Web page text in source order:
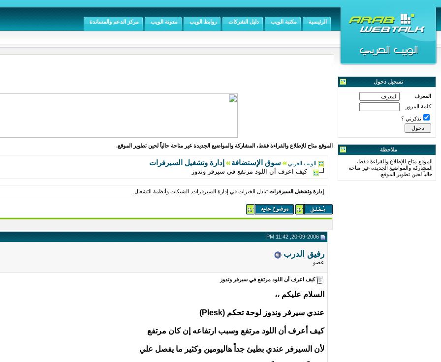
الرئيسية مكتبة الويب دليل الشركات روابط الويب مدونة الويب مركز الدعم والمساندة
تسجيل دخول
المعرف
كلمة المرور
تذكرني ؟
ملاحظة
الموقع متاح للإطلاع والقراءة فقط،
المشاركة والمواضيع الجديدة غير متاحة
حالياً لحين تطوير الموقع.
الموقع متاح للإطلاع والقراءة فقط، المشاركة والمواضيع الجديدة غير متاحة حالياً لحين تطوير الموقع.
الويب العربي سوق الإستضافة إدارة وتشغيل السيرفرات
كيف اعرف أن اللود مرتفع في سيرفر وندوز
إدارة وتشغيل السيرفرات تبادل الخبرات في إدارة السيرفرات, الشبكات وأنظمة التشغيل.
رفيق الدرب
عضو
كيف اعرف أن اللود مرتفع في سيرفر وندوز
السلام عليكم ،،
عندي سيرفر وندوز لوحة تحكم (Plesk)
كيف أعرف أن اللود مرتفع وسبب ارتفاعه إن كان مرتفع
لأن السيرفر عندي بطيئ جداً هاليومين وكثير ما يفصل علي